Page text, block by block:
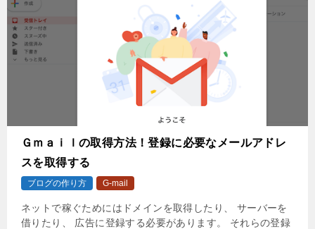
Ｇｍａｉｌの取得方法！登録に必要なメールアドレ
スを取得する
ブログの作り方 G-mail
ネットで稼ぐためにはドメインを取得したり、 サーバーを
借りたり、 広告に登録する必要があります。 それらの登録